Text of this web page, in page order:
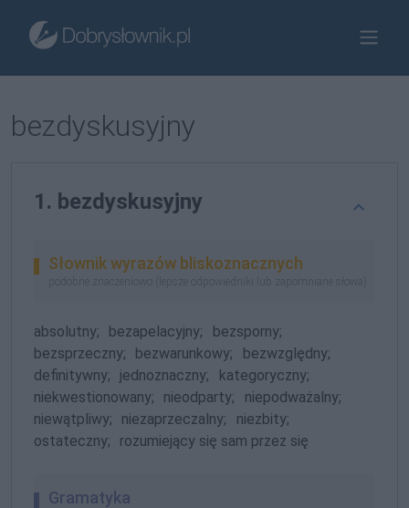
bezdyskusyjny
1. bezdyskusyjny
Słownik wyrazów bliskoznacznych
podobne znaczeniowo (lepsze odpowiedniki lub zapomniane słowa)
absolutny; bezapelacyjny;
bezsporny;
bezsprzeczny;
bezwarunkowy;
bezwzględny;
definitywny;
jednoznaczny;
kategoryczny;
niekwestionowany;
nieodparty;
niepodważalny;
niewątpliwy;
niezaprzeczalny;
niezbity;
ostateczny;
rozumiejący się sam przez się
Gramatyka